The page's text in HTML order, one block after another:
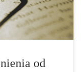
od